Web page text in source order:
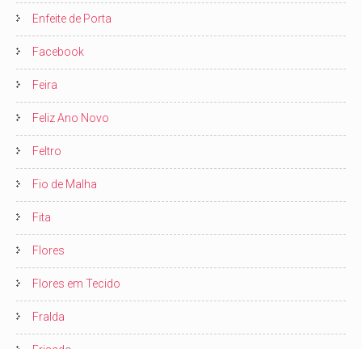
Enfeite de Porta
Facebook
Feira
Feliz Ano Novo
Feltro
Fio de Malha
Fita
Flores
Flores em Tecido
Fralda